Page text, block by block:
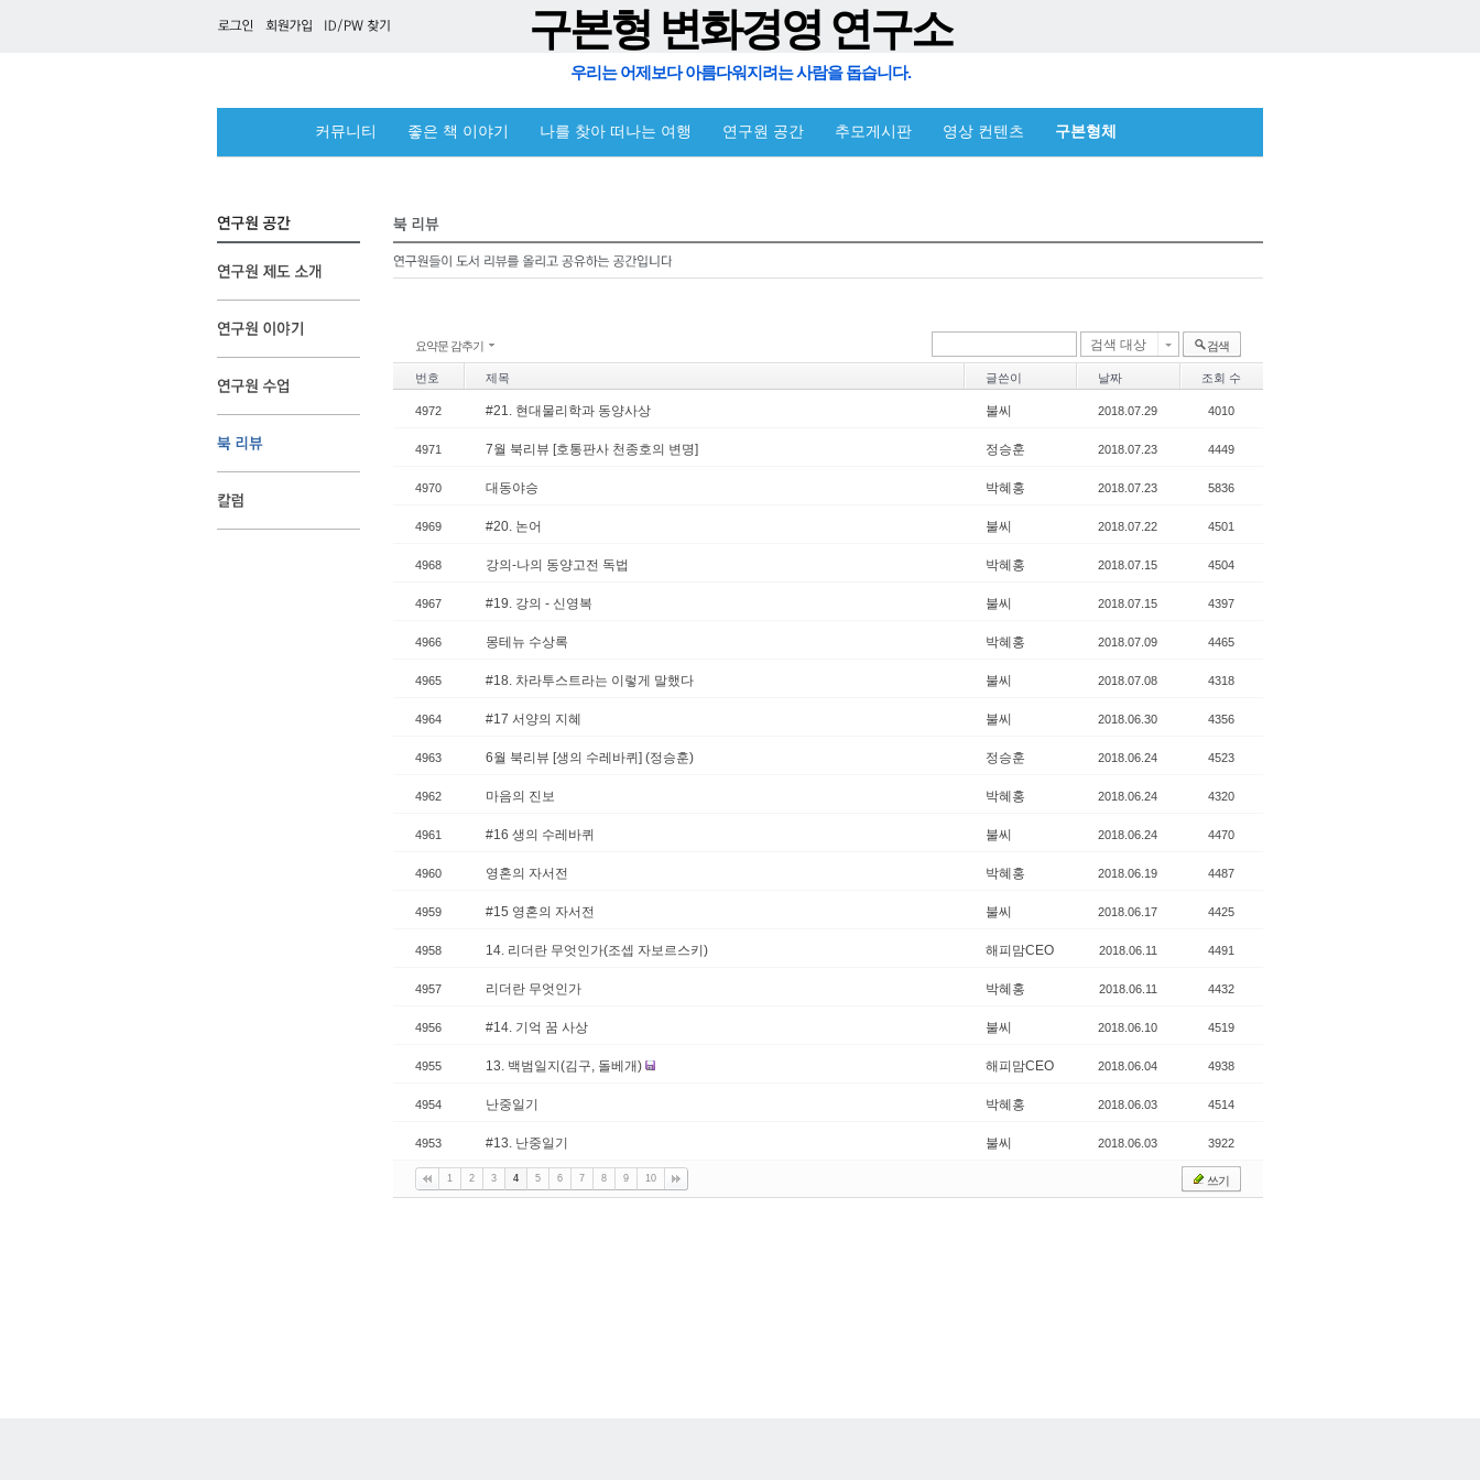
구본형 변화경영 연구소
우리는 어제보다 아름다워지려는 사람을 돕습니다.
커뮤니티 좋은 책 이야기 나를 찾아 떠나는 여행 연구원 공간 추모게시판 영상 컨텐츠 구본형체
요약문 감추기 검색 대상 검색
번호 제목 글쓴이 날짜 조회 수
4972 #21. 현대물리학과 동양사상 불씨 2018.07.29 4010
4971 7월 북리뷰 [호통판사 천종호의 변명] 정승훈 2018.07.23 4449
4970 대동야승 박혜홍 2018.07.23 5836
4969 #20. 논어 불씨 2018.07.22 4501
4968 강의-나의 동양고전 독법 박혜홍 2018.07.15 4504
4967 #19. 강의 - 신영복 불씨 2018.07.15 4397
4966 몽테뉴 수상록 박혜홍 2018.07.09 4465
4965 #18. 차라투스트라는 이렇게 말했다 불씨 2018.07.08 4318
4964 #17 서양의 지혜 불씨 2018.06.30 4356
4963 6월 북리뷰 [생의 수레바퀴] (정승훈) 정승훈 2018.06.24 4523
4962 마음의 진보 박혜홍 2018.06.24 4320
4961 #16 생의 수레바퀴 불씨 2018.06.24 4470
4960 영혼의 자서전 박혜홍 2018.06.19 4487
4959 #15 영혼의 자서전 불씨 2018.06.17 4425
4958 14. 리더란 무엇인가(조셉 자보르스키) 해피맘CEO 2018.06.11 4491
4957 리더란 무엇인가 박혜홍 2018.06.11 4432
4956 #14. 기억 꿈 사상 불씨 2018.06.10 4519
4955 13. 백범일지(김구, 돌베개) 해피맘CEO 2018.06.04 4938
4954 난중일기 박혜홍 2018.06.03 4514
4953 #13. 난중일기 불씨 2018.06.03 3922
1 2 3 4 5 6 7 8 9 10 쓰기